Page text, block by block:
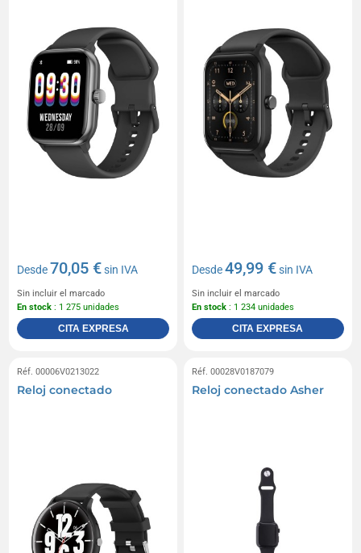
Desde 70,05 €sin IVA
Sin incluir el marcado
En stock : 1 275 unidades
CITA EXPRESA
Desde49,99 €sin IVA
Sin incluir el marcado
En stock : 1 234 unidades
CITA EXPRESA
Réf. 00006V0213022
Reloj conectado
Réf. 00028V0187079
Reloj conectado Asher